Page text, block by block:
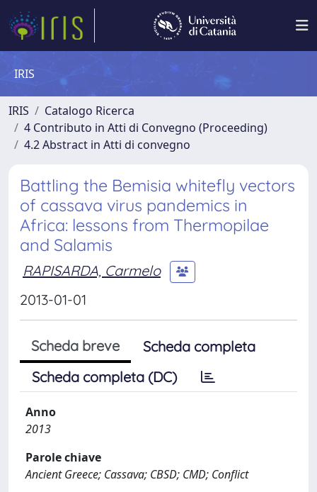
IRIS
IRIS
Catalogo Ricerca
4 Contributo in Atti di Convegno (Proceeding)
4.2 Abstract in Atti di convegno
Battling the Bemisia whitefly vectors
of cassava virus pandemics in
Africa: lessons from Thermopilae
and Salamis
RAPISARDA, Carmelo
2013-01-01
Scheda breve
Scheda completa
Scheda completa (DC)
Anno
2013
Parole chiave
Ancient Greece; Cassava; CBSD; CMD; Conflict